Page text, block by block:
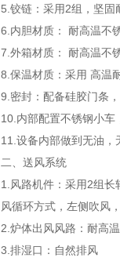
5.铰链：采用2组，坚固
6.内胆材质： 耐高温不
7.外箱材质： 耐高温不
8.保温材质：采用 高温
9.密封：配备硅胶门条
10.内部配置不锈钢小车
11.设备内部做到无油，
二、送风系统
1.风路机件：采用2组长
风循环方式，左侧吹风
2.炉体出风风路：耐高
3.排湿口：自然排风